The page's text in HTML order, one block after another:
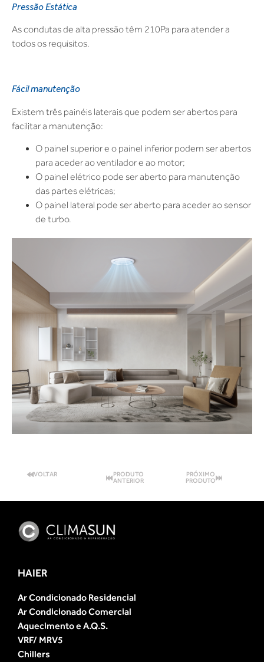
Pressão Estática
As condutas de alta pressão têm 210Pa para atender a
todos os requisitos.
Fácil manutenção
Existem três painéis laterais que podem ser abertos para
facilitar a manutenção:
O painel superior e o painel inferior podem ser abertos
para aceder ao ventilador e ao motor;
O painel elétrico pode ser aberto para manutenção
das partes elétricas;
O painel lateral pode ser aberto para aceder ao sensor
de turbo.
VOLTAR
PRODUTO
ANTERIOR
PRÓXIMO
PRODUTO
HAIER
Ar Condicionado Residencial
Ar Condicionado Comercial
Aquecimento e A.Q.S.
VRF/ MRV5
Chillers